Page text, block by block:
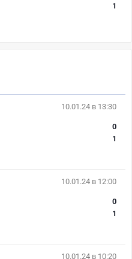
1
10.01.24 в 13:30
0
1
10.01.24 в 12:00
0
1
10.01.24 в 10:20